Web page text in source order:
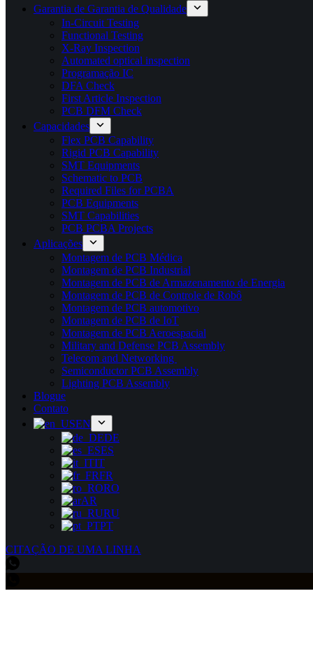
Garantia de Garantia de Qualidade
In-Circuit Testing
Functional Testing
X-Ray Inspection
Automated optical inspection
Programação IC
DFA Check
First Article Inspection
PCB DFM Check
Capacidades
Flex PCB Capability
Rigid PCB Capability
SMT Equipments
Schematic to PCB
Required Files for PCBA
PCB Equipments
SMT Capabilities
PCB PCBA Projects
Aplicações
Montagem de PCB Médica
Montagem de PCB Industrial
Montagem de PCB de Armazenamento de Energia
Montagem de PCB de Controle de Robô
Montagem de PCB automotivo
Montagem de PCB de IoT
Montagem de PCB Aeroespacial
Military and Defense PCB Assembly
Telecom and Networking
Semiconductor PCB Assembly
Lighting PCB Assembly
Blogue
Contato
EN
DE
ES
IT
FR
RO
AR
RU
PT
CITAÇÃO DE UMA LINHA